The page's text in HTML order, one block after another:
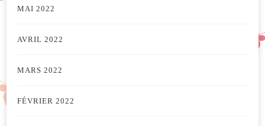
MAI 2022
AVRIL 2022
MARS 2022
FÉVRIER 2022